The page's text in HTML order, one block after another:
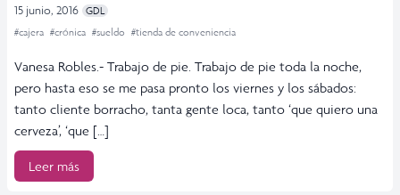
15 junio, 2016 GDL
#cajera #crónica #sueldo #tienda de conveniencia
Vanesa Robles.- Trabajo de pie. Trabajo de pie toda la noche,
pero hasta eso se me pasa pronto los viernes y los sábados:
tanto cliente borracho, tanta gente loca, tanto ‘que quiero una
cerveza’, ‘que […]
Leer más